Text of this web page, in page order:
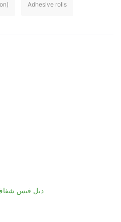
Adhesive rolls
دبل فيس شفاف